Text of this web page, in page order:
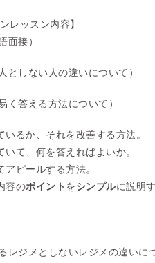
レッスン内容】
面接）
としない人の違いについて）
く答える方法について）
るか、それを改善する方法。
て、何を答えればよいか。
ピールする方法。
容のポイント を シンプルに説明
レジメとしないレジメの違いに